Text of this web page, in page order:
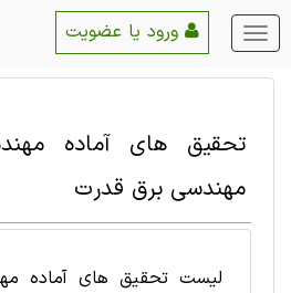
منو
اصلی
تحقیق های آماده
مهندسی برق قدرت
لیست تحقیق های آماده